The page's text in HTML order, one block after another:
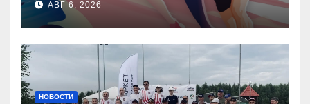
АВГ 6, 2026
НОВОСТИ